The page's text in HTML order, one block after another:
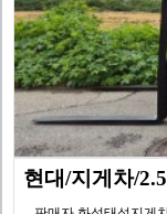
현대/지게차/